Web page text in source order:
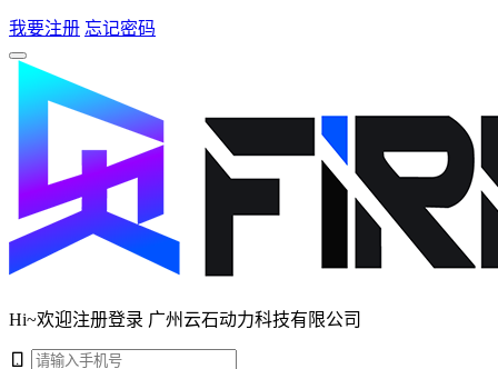
我要注册 忘记密码
Hi~欢迎注册登录 广州云石动力科技有限公司